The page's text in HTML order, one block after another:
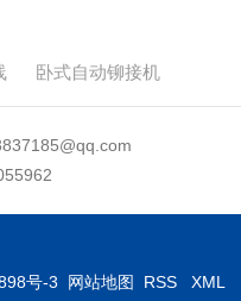
卧式自动铆接机
号-3 网站地图 RSS XML